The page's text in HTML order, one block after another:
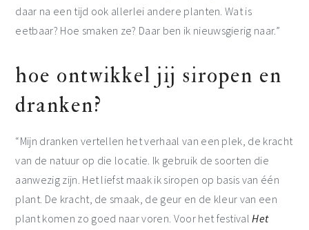
daar na een tijd ook allerlei andere planten. Wat is
eetbaar? Hoe smaken ze? Daar ben ik nieuwsgierig naar.”
hoe ontwikkel jij siropen en
dranken?
“Mijn dranken vertellen het verhaal van een plek, de kracht
van de natuur op die locatie. Ik gebruik de soorten die
aanwezig zijn. Het liefst maak ik siropen op basis van één
plant. De kracht, de smaak, de geur en de kleur van een
plant komen zo goed naar voren. Voor het festivalHet